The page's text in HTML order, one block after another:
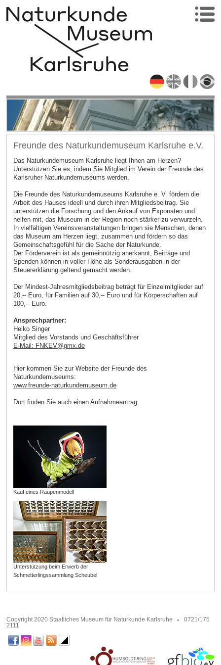
Freunde des Naturkundemuseum Karlsruhe e.V.
Das Naturkundemuseum Karlsruhe liegt Ihnen am Herzen?
Unterstützen Sie es, indem Sie Mitglied im Verein der Freunde des
Karlsruher Naturkundemuseums werden.
Die Freunde des Naturkundemuseums Karlsruhe e. V. fördern die
Arbeit des Hauses ideell und durch ihren Mitgliedsbeitrag. Sie
unterstützen die Forschung und den Ankauf von Exponaten und
helfen mit, das Museum in der Region noch stärker zu verwurzeln.
In vielfältigen Vereinsveranstaltungen bringen sie Menschen, denen
das Museum am Herzen liegt, zusammen und fördern so das
Gemeinschaftsgefühl für die Sache der Naturkunde.
Der Förderverein ist als gemeinnützig anerkannt, Beiträge und
Spenden können in voller Höhe als Sonderausgaben in der
Steuererklärung geltend gemacht werden.
Der Mindest-Jahresmitgliedsbeitrag beträgt für Einzelmitglieder auf
20,-- Euro, für Familien auf 30,-- Euro und für Körperschaften auf
100,-- Euro.
Ansprechpartner:
Heiko Singer
Mitglied des Vorstands und Geschäftsführer
E-Mail: FNKEV@gmx de
Hier kommen Sie zur Website der Freunde des
Naturkundemuseums:
www.freunde-naturkundemuseum.de
Dort finden Sie auch einen Aufnahmeantrag.
Kauf eines Raupenmodell
Unterstützung beim Erwerb der
Schmetterlingssammlung Scheubel
Copyright 2020 Staatliches Museum für Naturkunde Karlsruhe
0721/175
2111